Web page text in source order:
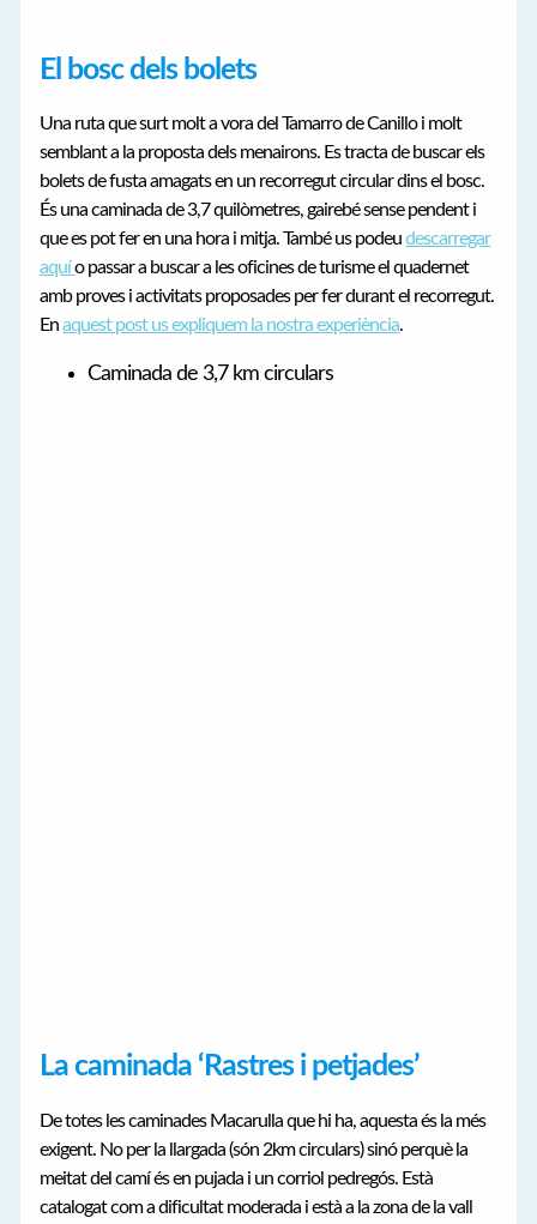
El bosc dels bolets
Una ruta que surt molt a vora del Tamarro de Canillo i molt
semblant a la proposta dels menairons. Es tracta de buscar els
bolets de fusta amagats en un recorregut circular dins el bosc.
És una caminada de 3,7 quilòmetres, gairebé sense pendent i
que es pot fer en una hora i mitja. També us podeudescarregar
aquío passar a buscar a les oficines de turisme el quadernet
amb proves i activitats proposades per fer durant el recorregut.
Enaquest post us expliquem la nostra experiència.
Caminada de 3,7 km circulars
La caminada ‘Rastres i petjades’
De totes les caminades Macarulla que hi ha, aquesta és la més
exigent. No per la llargada (són 2km circulars) sinó perquè la
meitat del camí és en pujada i un corriol pedregós. Està
catalogat com a dificultat moderada i està a la zona de la vall